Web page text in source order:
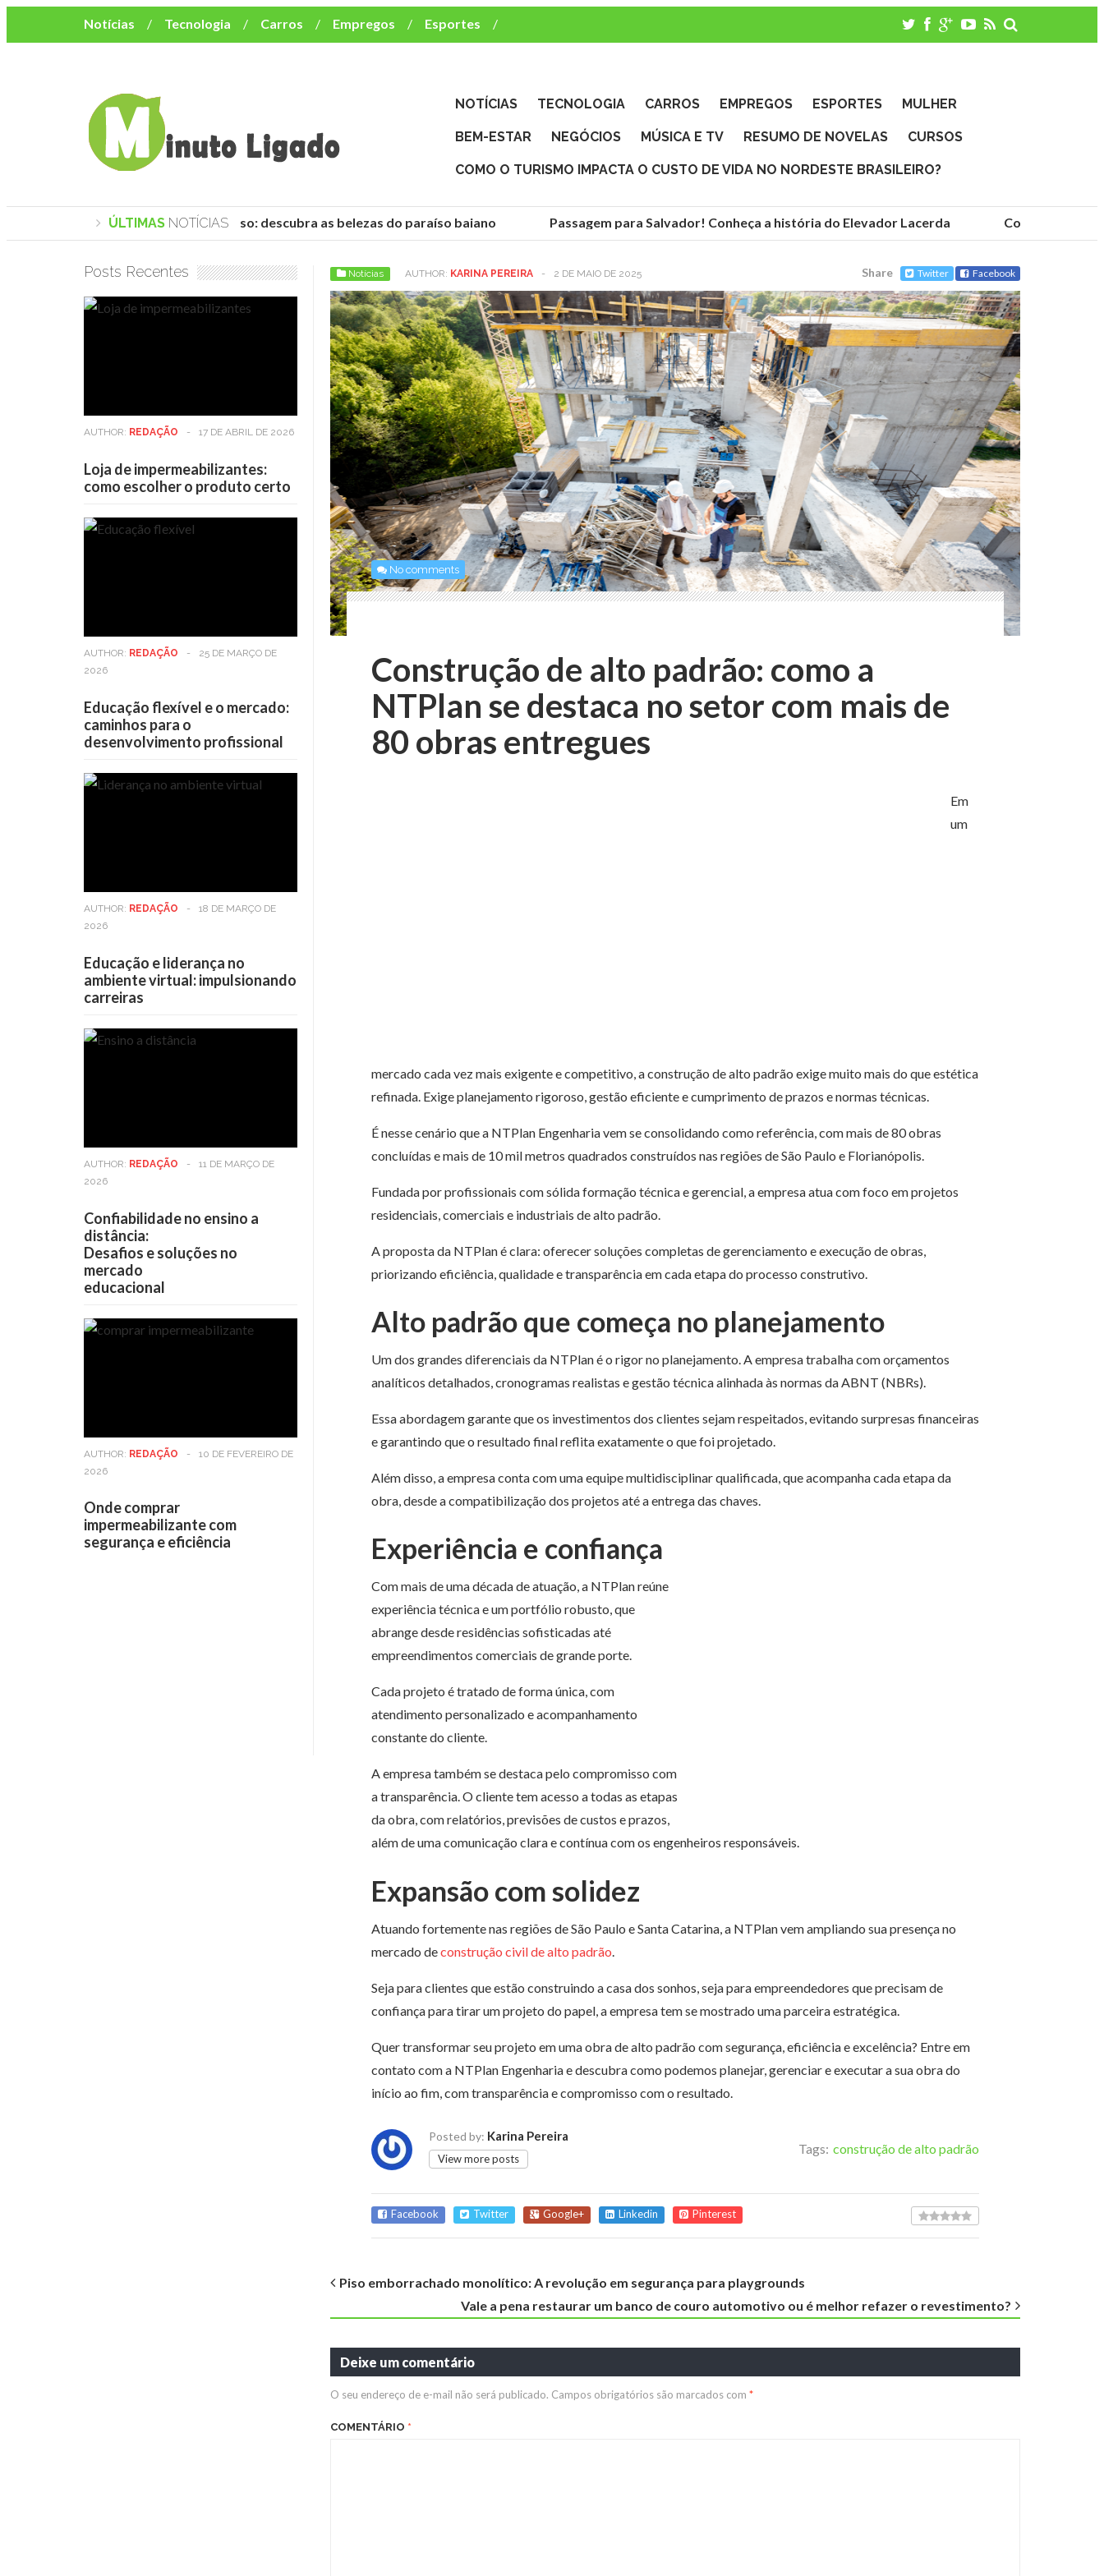
Notícias Tecnologia Carros Empregos
Esportes
Mulher
Bem-Estar Negócios
Música e TV
NOTÍCIAS TECNOLOGIA CARROS EMPREGOS ESPORTES MULHER
BEM-ESTAR NEGÓCIOS MÚSICA E TV RESUMO DE NOVELAS CURSOS
COMO O TURISMO IMPACTA O CUSTO DE VIDA NO NORDESTE BRASILEIRO?
ÚLTIMAS NOTÍCIAS
Praias de Trancoso: descubra as belezas do paraíso baiano Passagem para Salvador! Conheça a história do Elevador Lacerda Conheça as
Notícias AUTHOR: KARINA PEREIRA - 2 DE MAIO DE 2025 Share Twitter Facebook
No comments
Construção de alto padrão: como a
NTPlan se destaca no setor com mais de
80 obras entregues
Em
um
mercado cada vez mais exigente e competitivo, a construção de alto padrão exige muito mais do que estética
refinada. Exige planejamento rigoroso, gestão eficiente e cumprimento de prazos e normas técnicas.
É nesse cenário que a NTPlan Engenharia vem se consolidando como referência, com mais de 80 obras
concluídas e mais de 10 mil metros quadrados construídos nas regiões de São Paulo e Florianópolis.
Fundada por profissionais com sólida formação técnica e gerencial, a empresa atua com foco em projetos
residenciais, comerciais e industriais de alto padrão.
A proposta da NTPlan é clara: oferecer soluções completas de gerenciamento e execução de obras,
priorizando eficiência, qualidade e transparência em cada etapa do processo construtivo.
Alto padrão que começa no planejamento
Um dos grandes diferenciais da NTPlan é o rigor no planejamento. A empresa trabalha com orçamentos
analíticos detalhados, cronogramas realistas e gestão técnica alinhada às normas da ABNT (NBRs).
Essa abordagem garante que os investimentos dos clientes sejam respeitados, evitando surpresas financeiras
e garantindo que o resultado final reflita exatamente o que foi projetado.
Além disso, a empresa conta com uma equipe multidisciplinar qualificada, que acompanha cada etapa da
obra, desde a compatibilização dos projetos até a entrega das chaves.
Experiência e confiança
Com mais de uma década de atuação, a NTPlan reúne
experiência técnica e um portfólio robusto, que
abrange desde residências sofisticadas até
empreendimentos comerciais de grande porte.
Cada projeto é tratado de forma única, com
atendimento personalizado e acompanhamento
constante do cliente.
A empresa também se destaca pelo compromisso com
a transparência. O cliente tem acesso a todas as etapas
da obra, com relatórios, previsões de custos e prazos,
além de uma comunicação clara e contínua com os engenheiros responsáveis.
Expansão com solidez
Atuando fortemente nas regiões de São Paulo e Santa Catarina, a NTPlan vem ampliando sua presença no
mercado deconstrução civil de alto padrão
Seja para clientes que estão construindo a casa dos sonhos, seja para empreendedores que precisam de
confiança para tirar um projeto do papel, a empresa tem se mostrado uma parceira estratégica.
Quer transformar seu projeto em uma obra de alto padrão com segurança, eficiência e excelência? Entre em
contato com a NTPlan Engenharia e descubra como podemos planejar, gerenciar e executar a sua obra do
início ao fim, com transparência e compromisso com o resultado.
Posted by: Karina Pereira
View more posts
Tags: construção de alto padrão
Facebook Twitter Google+ Linkedin Pinterest
Piso emborrachado monolítico: A revolução em segurança para playgrounds
Vale a pena restaurar um banco de couro automotivo ou é melhor refazer o revestimento?
Deixe um comentário
O seu endereço de e-mail não será publicado. Campos obrigatórios são marcados com *
COMENTÁRIO *
Posts Recentes
AUTHOR: REDAÇÃO - 17 DE ABRIL DE 2026
Loja de impermeabilizantes:
como escolher o produto certo
AUTHOR: REDAÇÃO -
25 DE MARÇO DE
2026
Educação flexível e o mercado:
caminhos para o
desenvolvimento profissional
AUTHOR: REDAÇÃO -
18 DE MARÇO DE
2026
Educação e liderança no
ambiente virtual: impulsionando
carreiras
AUTHOR: REDAÇÃO -
11 DE MARÇO DE
2026
Confiabilidade no ensino a
distância:
Desafios e soluções no
mercado
educacional
AUTHOR: REDAÇÃO -
10 DE FEVEREIRO DE
2026
Onde comprar
impermeabilizante com
segurança e eficiência